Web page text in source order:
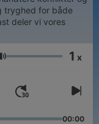
tryghed for både
deler vi vores
Lydstyrke 1 x
00:00